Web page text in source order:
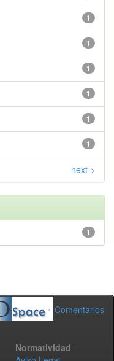
1
1
1
1
1
1
next >
1
Comentarios
Normatividad